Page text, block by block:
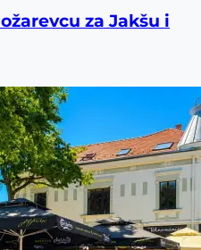
za Jakšu i